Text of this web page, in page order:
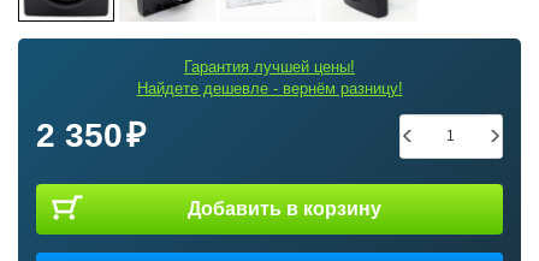
Гарантия лучшей цены!
Найдете дешевле - вернём разницу!
2 350
Добавить в корзину